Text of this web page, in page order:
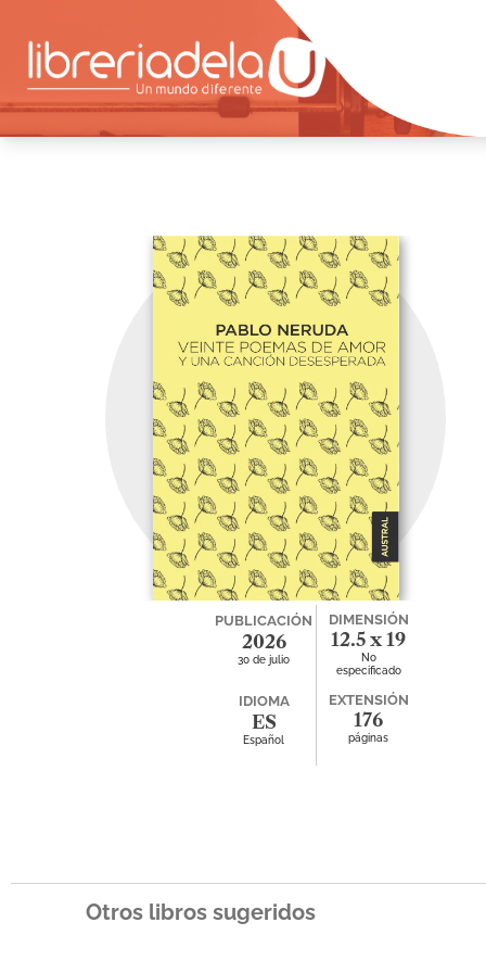
PUBLICACIÓN
2026
30 de julio
DIMENSIÓN
12.5 x 19
x 0
No
especificado
IDIOMA
ES
Español
EXTENSIÓN
176
páginas
Otros libros sugeridos